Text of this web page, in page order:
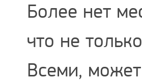
Более нет
что не
Всеми,